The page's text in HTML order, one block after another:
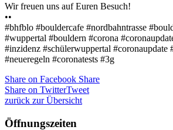
Wir freuen uns auf Euren Besuch!
••
#bhfblo #bouldercafe #nordbahntrasse
#wuppertal #bouldern #corona
#inzidenz #schülerwuppertal #coronaupdate
#neueregeln #coronatests #3g
Share on Facebook Share
Share on TwitterTweet
zurück zur Übersicht
Öffnungszeiten